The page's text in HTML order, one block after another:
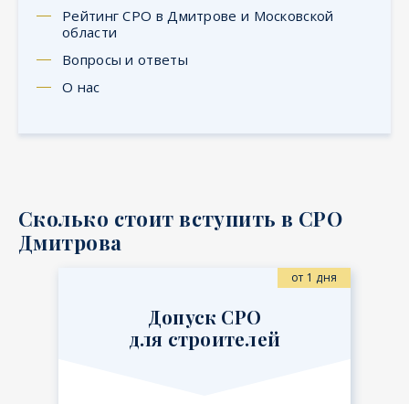
Рейтинг СРО в Дмитрове и Московской
области
Вопросы и ответы
О нас
Сколько стоит вступить в СРО
Дмитрова
от 1 дня
Допуск СРО
для строителей